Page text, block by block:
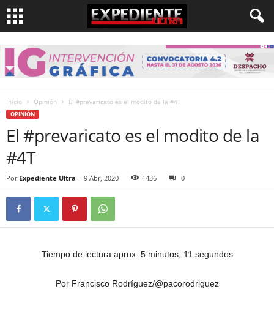
Inicio Opinión El #prevaricato es el modito de la #4T
OPINIÓN
El #prevaricato es el modito de la
#4T
Por Expediente Ultra - 9 Abr, 2020 1436 0
Tiempo de lectura aprox: 5 minutos, 11 segundos
Por Francisco Rodríguez/@pacorodriguez